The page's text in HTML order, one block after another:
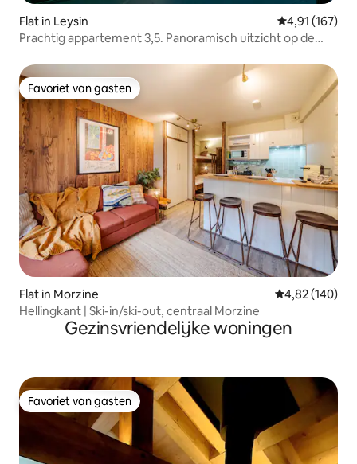
Flat in Leysin Gemiddelde
4,91 (167)
Prachtig appartement 3,5. Panoramisch uitzicht op de
Favoriet van gasten
Favoriet van gasten
Flat in Morzine Gemiddelde
4,82 (140)
Hellingkant | Ski-in/ski-out, centraal Morzine
Gezinsvriendelijke woningen
Favoriet van gasten
Favoriet van gasten